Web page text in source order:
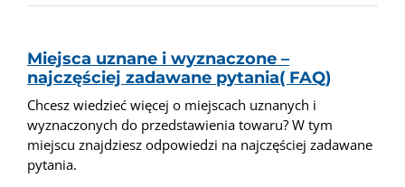
Miejsca uznane i wyznaczone –
najczęściej zadawane pytania( FAQ)
Chcesz wiedzieć więcej o miejscach uznanych i
wyznaczonych do przedstawienia towaru? W tym
miejscu znajdziesz odpowiedzi na najczęściej zadawane
pytania.